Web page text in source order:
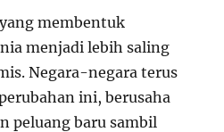
membentuk
menjadi lebih saling
Negara-negara terus
ini, berusaha
peluang baru sambil